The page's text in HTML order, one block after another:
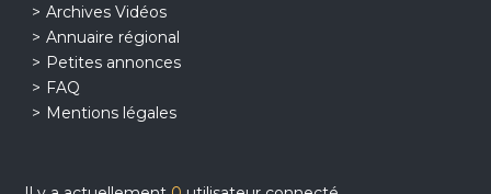
Archives Vidéos
Annuaire régional
Petites annonces
FAQ
Mentions légales